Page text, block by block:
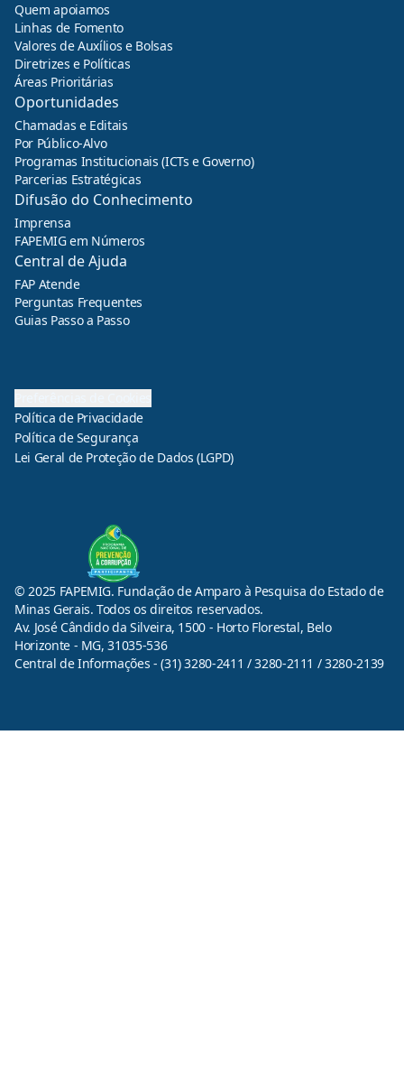
Quem apoiamos
Linhas de Fomento
Valores de Auxílios e Bolsas
Diretrizes e Políticas
Áreas Prioritárias
Oportunidades
Chamadas e Editais
Por Público-Alvo
Programas Institucionais (ICTs e Governo)
Parcerias Estratégicas
Difusão do Conhecimento
Imprensa
FAPEMIG em Números
Central de Ajuda
FAP Atende
Perguntas Frequentes
Guias Passo a Passo
Política de Privacidade
Política de Segurança
Lei Geral de Proteção de Dados (LGPD)
© 2025 FAPEMIG. Fundação de Amparo à Pesquisa do Estado de
Minas Gerais. Todos os direitos reservados.
Av. José Cândido da Silveira, 1500 - Horto Florestal, Belo
Horizonte - MG, 31035-536
Central de Informações - (31) 3280-2411 / 3280-2111 / 3280-2139